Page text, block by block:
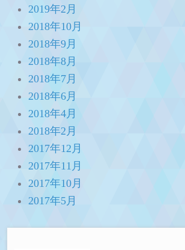
2019年2月
2018年10月
2018年9月
2018年8月
2018年7月
2018年6月
2018年4月
2018年2月
2017年12月
2017年11月
2017年10月
2017年5月